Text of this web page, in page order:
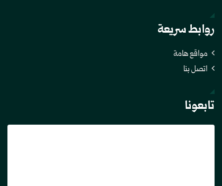
روابط سريعة
مواقع هامة
اتصل بنا
تابعونا